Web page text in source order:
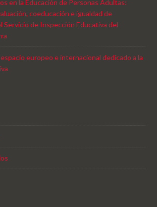
en la Educación de Personas Adultas:
coeducación e igualdad de
Servicio de Inspección Educativa del
europeo e internacional dedicado a la